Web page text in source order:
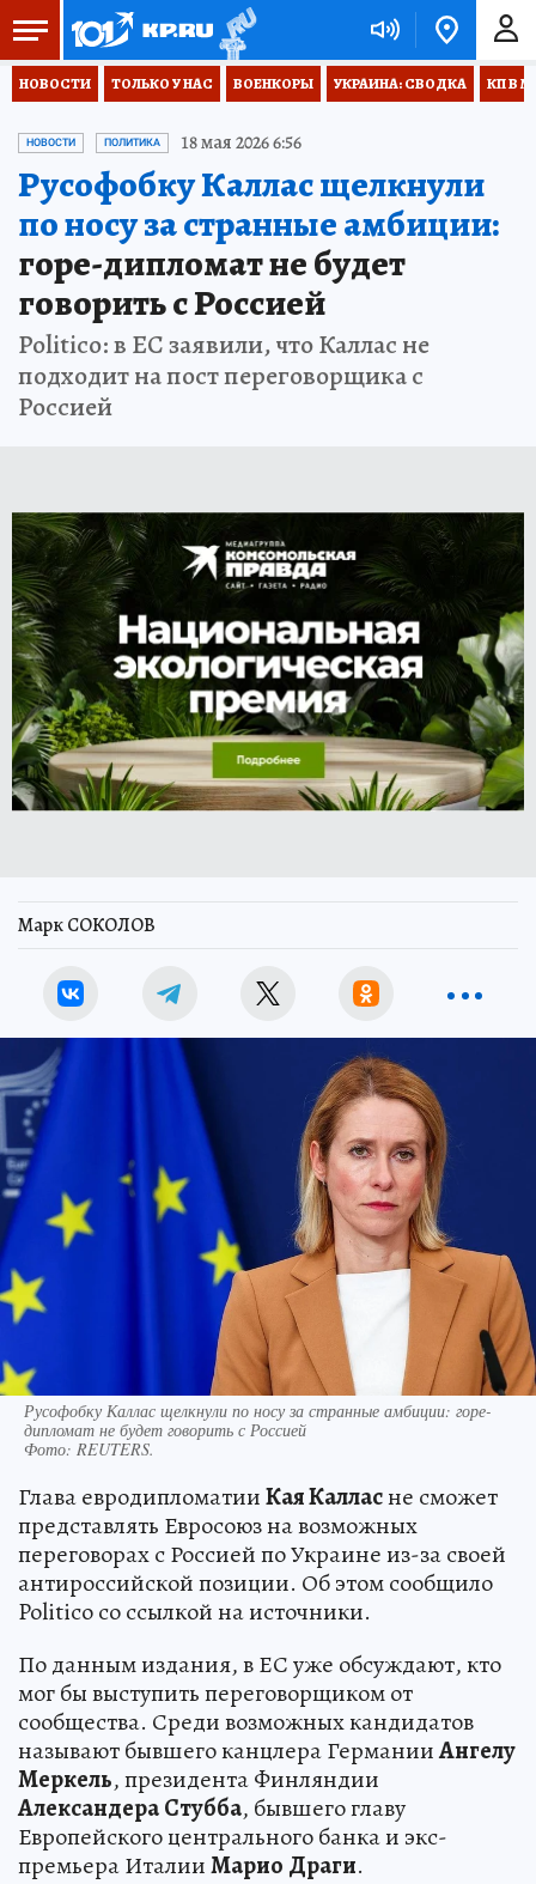
НОВОСТИ ТОЛЬКО У НАС ВОЕНКОРЫ УКРАИНА: СВОДКА КП В
НОВОСТИ ПОЛИТИКА 18 мая 2026 6:56
Русофобку Каллас щелкнули
по носу за странные амбиции:
горе-дипломат не будет
говорить с Россией
Politico: в ЕС заявили, что Каллас не
подходит на пост переговорщика с
Россией
Марк СОКОЛОВ
Русофобку Каллас щелкнули по носу за странные амбиции: горе-
дипломат не будет говорить с Россией
Фото: REUTERS.
Глава евродипломатииКая Калласне сможет
представлять Евросоюз на возможных
переговорах с Россией по Украине из-за своей
антироссийской позиции. Об этом сообщило
Politico со ссылкой на источники.
По данным издания, в ЕС уже обсуждают, кто
мог бы выступить переговорщиком от
сообщества. Среди возможных кандидатов
называют бывшего канцлера ГерманииАнгелу
Меркель, президента Финляндии
АлександераСтубба, бывшего главу
Европейского центрального банка и экс-
премьера ИталииМарио Драги.